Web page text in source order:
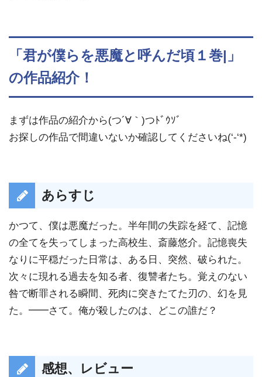
「君が僕らを悪魔と呼んだ頃１巻|」
の作品紹介！
まずは作品の紹介から(つ´∀｀)つﾄﾞｳｿﾞ
お探しの作品で間違いないか確認してくださいね(‘-‘*)
あらすじ
かつて、僕は悪魔だった。半年間の失踪を経て、記憶
の全てを失ってしまった高校生、斎藤悠介。記憶喪失
なりに平穏だった日常は、ある日、突然、破られた。
次々に現れる過去を知る者、復讐者たち。覚えのない
咎で断罪される瞬間、死肉に突きたてた刃の、幻を見
た。━━さて。俺が殺したのは、どこの誰だ？
感想、レビュー